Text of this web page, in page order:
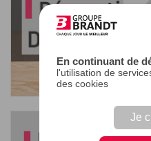
En continuant de
l'utilisation de
des cookies
Je